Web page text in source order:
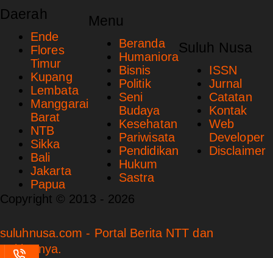
Daerah
Ende
Flores
Timur
Kupang
Lembata
Manggarai
Barat
NTB
Sikka
Bali
Jakarta
Papua
Menu
Beranda
Humaniora
Bisnis
Politik
Seni
Budaya
Kesehatan
Pariwisata
Pendidikan
Hukum
Sastra
Suluh Nusa
ISSN
Jurnal
Catatan
Kontak
Web
Developer
Disclaimer
Copyright © 2013 - 2026
suluhnusa.com - Portal Berita NTT dan
Sekitarnya.